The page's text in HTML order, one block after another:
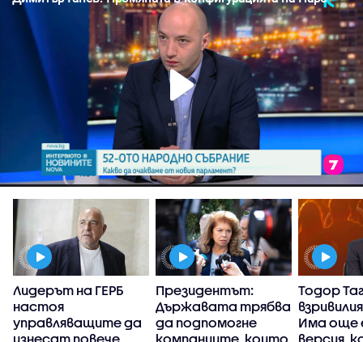
Лидерът на ГЕРБ
настоя
управляващите да
изнесат повече
Президентът:
Държавата трябва
да подпомогне
компаниите, които
Тодор
Има още
версия,